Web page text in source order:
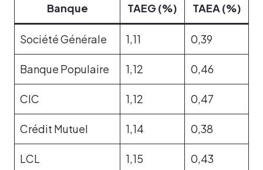
Banque TAEG (%) TAEA (%)
Société Générale 1,11 0,39
Banque Populaire 1,12 0,46
CIC 1,12 0,47
Crédit Mutuel 1,14 0,38
LCL 1,15 0,43